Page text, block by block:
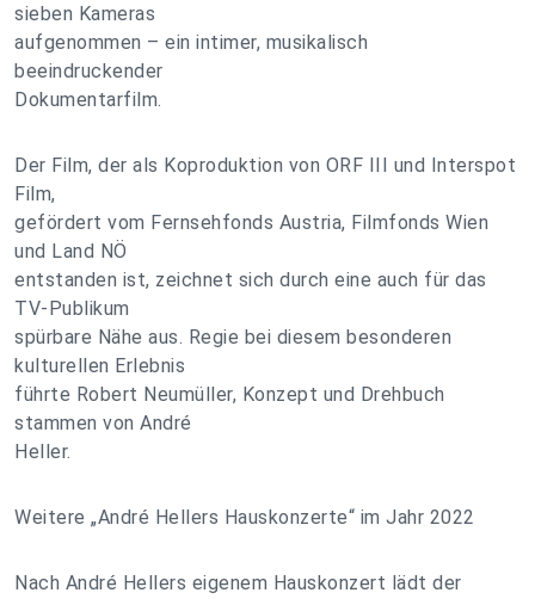
sieben Kameras
aufgenommen – ein intimer, musikalisch
beeindruckender
Dokumentarfilm.
Der Film, der als Koproduktion von ORF III und Interspot
Film,
gefördert vom Fernsehfonds Austria, Filmfonds Wien
und Land NÖ
entstanden ist, zeichnet sich durch eine auch für das
TV-Publikum
spürbare Nähe aus. Regie bei diesem besonderen
kulturellen Erlebnis
führte Robert Neumüller, Konzept und Drehbuch
stammen von André
Heller.
Weitere „André Hellers Hauskonzerte“ im Jahr 2022
Nach André Hellers eigenem Hauskonzert lädt der